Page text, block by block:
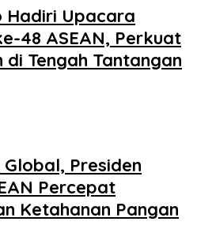
Hadiri Upacara
48 ASEAN, Perkuat
Tengah Tantangan
Presiden
Percepat
Ketahanan Pangan